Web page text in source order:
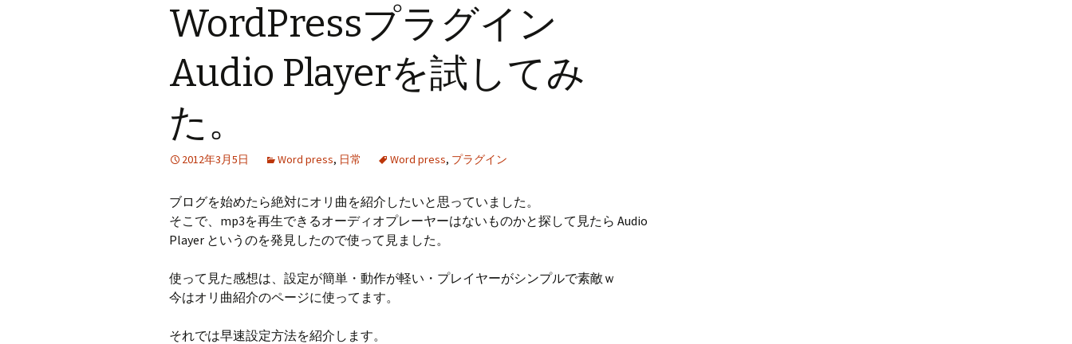
WordPressプラグイン
Audio Playerを試してみ
た。
2012年3月5日 Word press, 日常 Word press, プラグイン
ブログを始めたら絶対にオリ曲を紹介したいと思っていました。
そこで、mp3を再生できるオーディオプレーヤーはないものかと探して見たら Audio
Player というのを発見したので使って見ました。
使って見た感想は、設定が簡単・動作が軽い・プレイヤーがシンプルで素敵ｗ
今はオリ曲紹介のページに使ってます。
それでは早速設定方法を紹介します。